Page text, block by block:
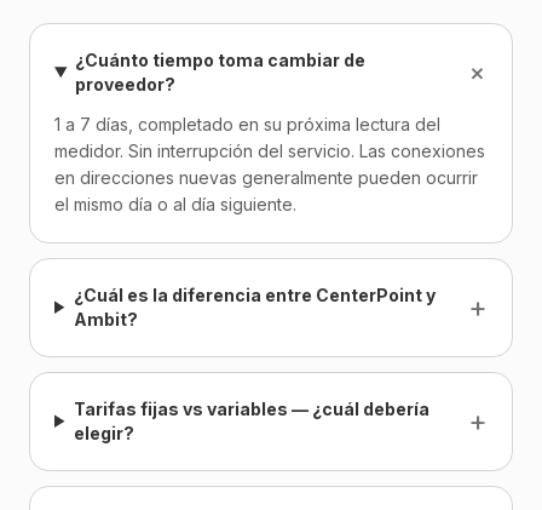
¿Cuánto tiempo toma cambiar de
proveedor?
+
1 a 7 días, completado en su próxima lectura del
medidor. Sin interrupción del servicio. Las conexiones
en direcciones nuevas generalmente pueden ocurrir
el mismo día o al día siguiente.
¿Cuál es la diferencia entre CenterPoint y
Ambit?
+
Tarifas fijas vs variables — ¿cuál debería
elegir?
+